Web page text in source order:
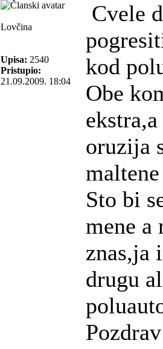
Lovčina
Upisa: 2540
Pristupio:
21.09.2009. 18:04
Cvele
kod
Obe
oruzija
Sto bi
mene a
znas,ja
drugu
Pozdrav